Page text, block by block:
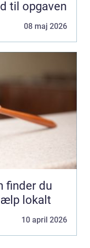
til opgaven
08 maj 2026
lokalt
10 april 2026